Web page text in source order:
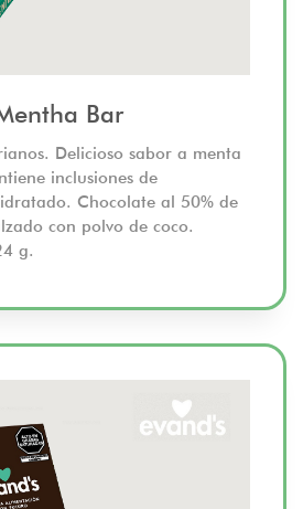
Bar
Delicioso sabor a menta
inclusiones de
Chocolate al 50% de
con polvo de coco.
g.